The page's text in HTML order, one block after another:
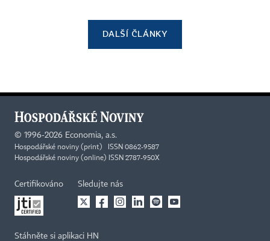
DALŠÍ ČLÁNKY
© 1996-2026 Economia, a.s.
Hospodářské noviny (print) ISSN 0862-9587
Hospodářské noviny (online) ISSN 2787-950X
Certifikováno Sledujte nás
Stáhněte si aplikaci HN